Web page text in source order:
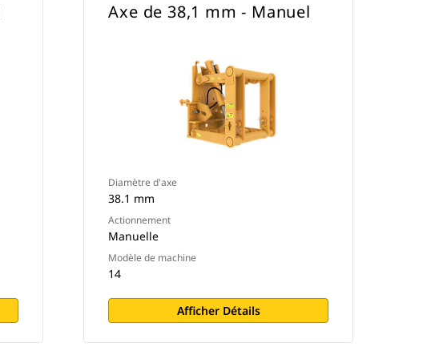
Axe de 38,1 mm - Manuel
Diamètre d'axe
38.1 mm
Actionnement
Manuelle
Modèle de machine
14
Afficher Détails